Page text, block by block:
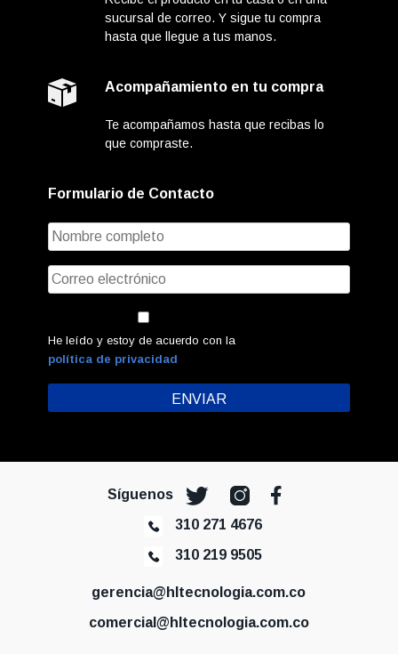
sucursal de correo. Y sigue tu compra
hasta que llegue a tus manos.
Acompañamiento en tu compra
Te acompañamos hasta que recibas lo
que compraste.
Formulario de Contacto
He leído y estoy de acuerdo con la
política de privacidad
Síguenos
310 271 4676
310 219 9505
gerencia@hltecnologia.com.co
comercial@hltecnologia.com.co